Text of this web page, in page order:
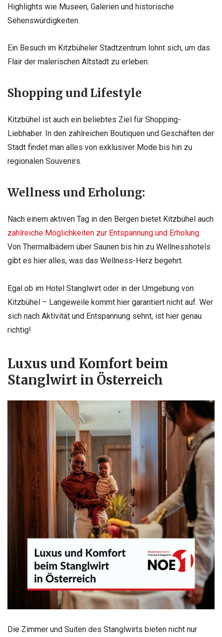
Highlights wie Museen, Galerien und historische
Sehenswürdigkeiten.
Ein Besuch im Kitzbüheler Stadtzentrum lohnt sich, um das
Flair der malerischen Altstadt zu erleben.
Shopping und Lifestyle
Kitzbühel ist auch ein beliebtes Ziel für Shopping-
Liebhaber. In den zahlreichen Boutiquen und Geschäften der
Stadt findet man alles von exklusiver Mode bis hin zu
regionalen Souvenirs.
Wellness und Erholung:
Nach einem aktiven Tag in den Bergen bietet Kitzbühel auch
zahlreiche Möglichkeiten zur Entspannung und Erholung.
Von Thermalbädern über Saunen bis hin zu Wellnesshotels
gibt es hier alles, was das Wellness-Herz begehrt.
Egal ob im Hotel Stanglwirt oder in der Umgebung von
Kitzbühel – Langeweile kommt hier garantiert nicht auf. Wer
sich nach Aktivität und Entspannung sehnt, ist hier genau
richtig!
Luxus und Komfort beim
Stanglwirt in Österreich
Die Zimmer und Suiten des Stanglwirts bieten nicht nur